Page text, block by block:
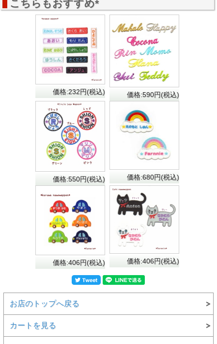
大サイズがあります
※大サイズのみ耳がチェック柄になっています
こちらもおすすめ*
価格:232円(税込) 価格:590円(税込)
価格:550円(税込) 価格:680円(税込)
価格:406円(税込) 価格:406円(税込)
お店のトップへ戻る
カートを見る